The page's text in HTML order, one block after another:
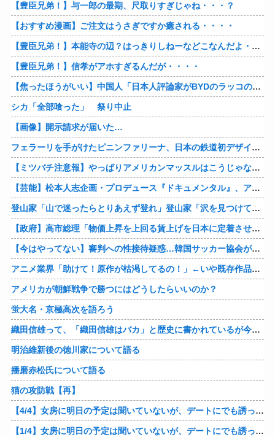
【豊臣兄弟！】与一郎の最期、尺取りすぎじゃね・・・？
【おすすめ漫画】ご注文はうさぎですか癒される・・・・
【豊臣兄弟！】本能寺の辺？はっきりしねーなどこなんだよ・・・・
【豊臣兄弟！】信孝がアホすぎるんだが・・・・
【焦ったほうがいい】中国人「日本人評論家がBYDのラッコの装備を褒めてるけど中国では基本的な装備やぞ…？」
シカ「全部喰った」 祭り中止
【画像】開示請求が届いた…
フェラーリを手がけたピニンファリーナ、日本の鉄道初デザイン。南海電鉄が新たな空港特急をなにわ筋線へ導入
【ミツバチ注意報】やっぱりアメリカンマッスルはこうじゃないとな・・・。ダッジが「直6ツインターボ、600馬力」の新型「チャージャー ”スーパービー”」を発表
【芸能】松本人志企画・プロデュース『ドキュメンタル』、アメリカで初の制作が決定
登山家「山で迷ったらとりあえず登れ」登山家「沢を見つけて下山しろ」←これ結局どっちが正解なの？
【政府】高市総理「物価上昇を上回る賃上げを日本に定着させる」 国家公務員月給3.51％増へ 人事院の勧告を受け
【今はやってない】審判への性接待疑惑…韓国サッカー協会が声明「現在は一切発生していない」
アニメ業界「助けて！原作が枯渇してるの！」←いや既存作品の2期やったら良いよね？
アメリカが朝鮮戦争で勝つにはどうしたらいいのか？
蛍大名・京極高次を語ろう
織田信雄って、「織田信雄はバカ」と歴史に書かれているが今まで家が残っているんでバカではないよな？
明治維新後の徳川家について語る
播磨赤松氏について語る
猫の攻防戦【再】
【4/4】女房に明日の予定は聞いていないが、デートにでも誘ってみる。多分断られるはずだ。間男と会うからね。はいはいどうぞ思う存分お楽しみください。そのうち地獄に落してやるわ！
【1/4】女房に明日の予定は聞いていないが、デートにでも誘ってみる。多分断られるはずだ。間男と会うからね。はいはいどうぞ思う存分お楽しみください。そのうち地獄に落してやるわ！